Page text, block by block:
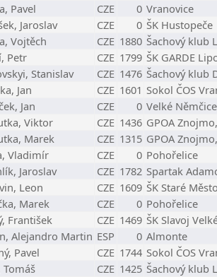
Pavel CZE 0 Vranovice
Jaroslav CZE 0 ŠK Hustopeče
Vojtěch CZE 1880 Šachový klub
Petr CZE 1799 ŠK GARDE
Stanislav CZE 1476 Šachový klub
Jan CZE 1601 Sokol ČOS
Jan CZE 0 Velké Němčice
Viktor CZE 1436 GPOA
Marek CZE 1315 GPOA
Vladimír CZE 0 Pohořelice
Jaroslav CZE 1782 Spartak
Leon CZE 1609 ŠK Staré
Marek CZE 0 Pohořelice
František CZE 1469 ŠK Slavoj
Alejandro Martin ESP 0 Almonte
Pavel CZE 1744 Sokol ČOS
Tomáš CZE 1425 Šachový klub